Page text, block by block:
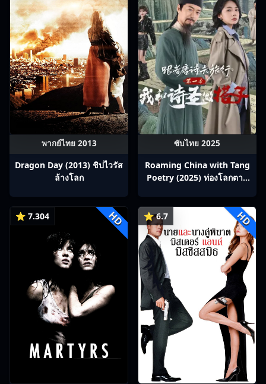
พากย์ไทย 2013
Dragon Day (2013) ชิปไวรัส
ล้างโลก
ซับไทย 2025
Roaming China with Tang
Poetry (2025) ท่องโลกตาม
⭐ 7.304 HD ⭐ 6.7 HD